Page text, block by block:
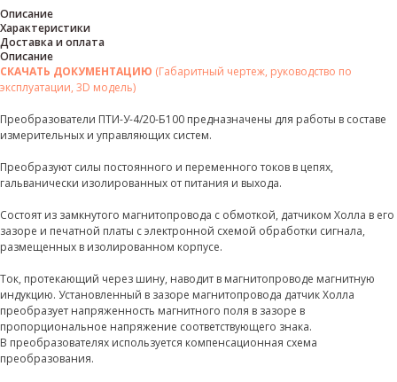
Описание
Характеристики
Доставка и оплата
Описание
СКАЧАТЬ ДОКУМЕНТАЦИЮ (Габаритный чертеж, руководство по
эксплуатации, 3D модель)
Преобразователи ПТИ-У-4/20-Б100 предназначены для работы в составе
измерительных и управляющих систем.
Преобразуют силы постоянного и переменного токов в цепях,
гальванически изолированных от питания и выхода.
Состоят из замкнутого магнитопровода с обмоткой, датчиком Холла в его
зазоре и печатной платы с электронной схемой обработки сигнала,
размещенных в изолированном корпусе.
Ток, протекающий через шину, наводит в магнитопроводе магнитную
индукцию. Установленный в зазоре магнитопровода датчик Холла
преобразует напряженность магнитного поля в зазоре в
пропорциональное напряжение соответствующего знака.
В преобразователях используется компенсационная схема
преобразования.